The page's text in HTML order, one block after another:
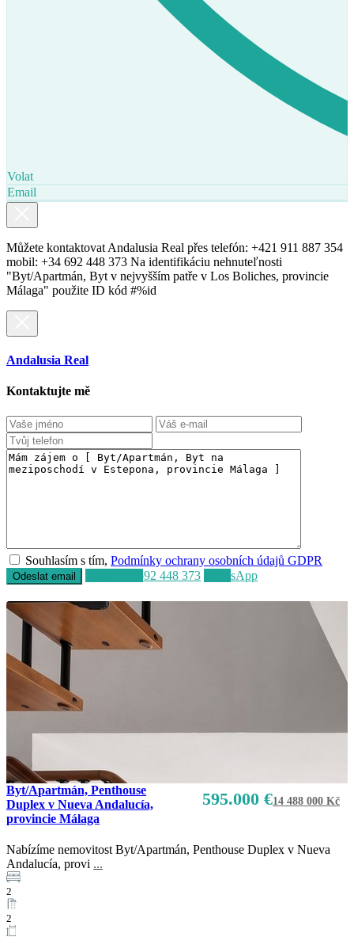
Volat
Email
Můžete kontaktovat Andalusia Real přes telefón: +421 911 887 354
mobil: +34 692 448 373 Na identifikáciu nehnuteľnosti
"Byt/Apartmán, Byt v nejvyšším patře v Los Boliches, provincie
Málaga" použite ID kód #%id
Andalusia Real
Kontaktujte mě
Souhlasím s tím,Podmínky ochrany osobních údajů GDPR
+34 692 448 373 WhatsApp
595.000 €14 488 000 Kč
Byt/Apartmán, Penthouse
Duplex v Nueva Andalucía,
provincie Málaga
Nabízíme nemovitost Byt/Apartmán, Penthouse Duplex v Nueva
Andalucía, provi ...
2
2